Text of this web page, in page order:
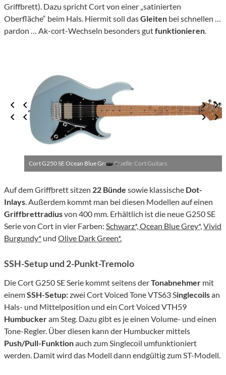
Griffbrett). Dazu spricht Cort von einer „satinierten
Oberfläche“ beim Hals. Hiermit soll dasGleiten bei schnellen …
pardon … Ak-cort-Wechseln besonders gutfunktionieren.
Cort G250 SE Ocean Blue Grey ·Quelle: Cort Guitars
Auf dem Griffbrett sitzen 22 Bünde sowie klassische Dot-
Inlays. Außerdem kommt man bei diesen Modellen auf einen
Griffbrettradiusvon 400 mm. Erhältlich ist die neue G250 SE
Serie von Cort in vier Farben: Schwarz*,Ocean Blue Grey*,Vivid
Burgundy* und Olive Dark Green*.
SSH-Setup und 2-Punkt-Tremolo
Die Cort G250 SE Serie kommt seitens derTonabnehmer mit
einemSSH-Setup:zwei Cort Voiced Tone VTS63 Singlecoilsan
Hals- und Mittelposition und ein Cort Voiced VTH59
Humbuckeram Steg. Dazu gibt es je einen Volume- und einen
Tone-Regler. Über diesen kann der Humbucker mittels
Push/Pull-Funktionauch zum Singlecoil umfunktioniert
werden. Damit wird das Modell dann endgültig zum ST-Modell.